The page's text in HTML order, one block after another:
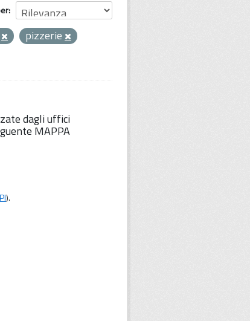
pizzerie
dagli uffici
MAPPA
).